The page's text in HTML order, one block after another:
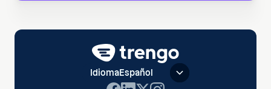
IdiomaEspañol